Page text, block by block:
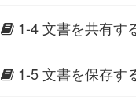
1-4 文書を共有す
1-5 文書を保存す